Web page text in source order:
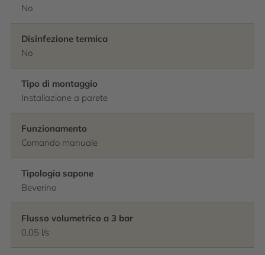
No
Disinfezione termica
No
Tipo di montaggio
Installazione a parete
Funzionamento
Comando manuale
Tipologia sapone
Beverino
Flusso volumetrico a 3 bar
0.05 l/s